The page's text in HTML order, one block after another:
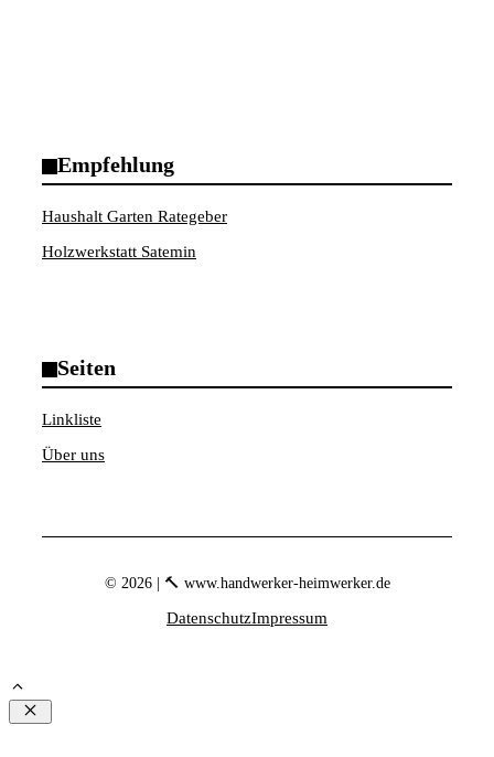
Empfehlung
Haushalt Garten Rategeber
Holzwerkstatt Satemin
Seiten
Linkliste
Über uns
© 2026 | 🔨 www.handwerker-heimwerker.de
DatenschutzImpressum
Schließen